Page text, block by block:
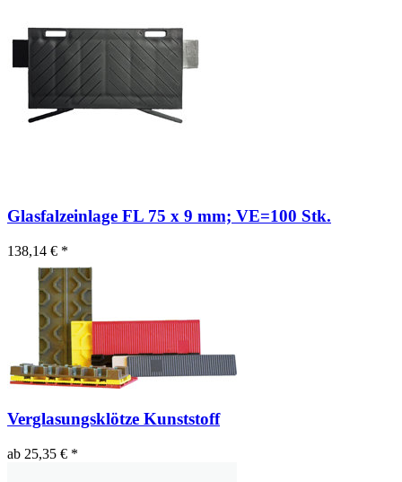
Glasfalzeinlage FL 75 x 9 mm; VE=100 Stk.
138,14 € *
Verglasungsklötze Kunststoff
ab 25,35 € *